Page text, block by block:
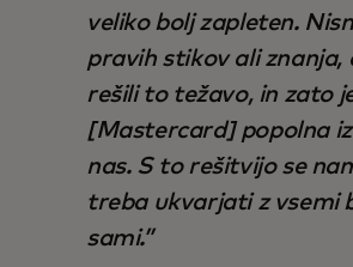
veliko bolj zapleten.
pravih stikov ali znanja,
rešili to težavo, in zato
[Mastercard] popolna
nas. S to rešitvijo se
treba ukvarjati z vsemi
sami.